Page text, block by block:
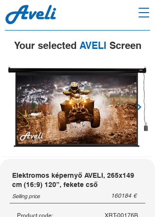
Your selected AVELI Screen
Elektromos képernyő AVELI, 265x149
cm (16:9) 120”, fekete cső
Selling price 160184 €
Product code: XRT-00176B